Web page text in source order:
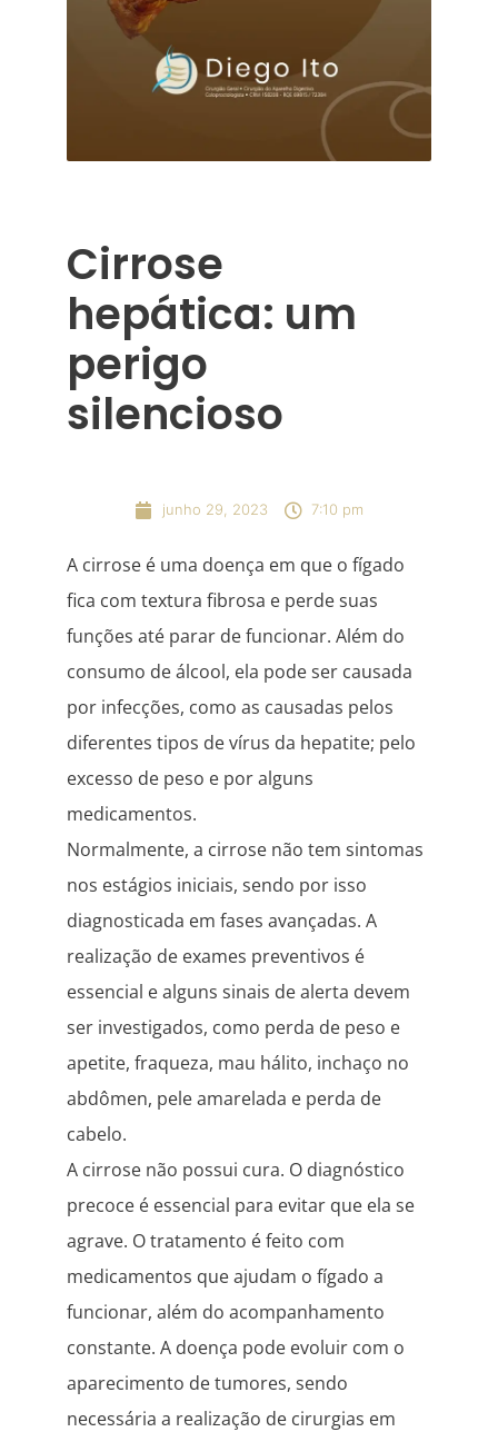
Cirrose
hepática: um
perigo
silencioso
junho 29, 2023 7:10 pm
A cirrose é uma doença em que o fígado
fica com textura fibrosa e perde suas
funções até parar de funcionar. Além do
consumo de álcool, ela pode ser causada
por infecções, como as causadas pelos
diferentes tipos de vírus da hepatite; pelo
excesso de peso e por alguns
medicamentos.
Normalmente, a cirrose não tem sintomas
nos estágios iniciais, sendo por isso
diagnosticada em fases avançadas. A
realização de exames preventivos é
essencial e alguns sinais de alerta devem
ser investigados, como perda de peso e
apetite, fraqueza, mau hálito, inchaço no
abdômen, pele amarelada e perda de
cabelo.
A cirrose não possui cura. O diagnóstico
precoce é essencial para evitar que ela se
agrave. O tratamento é feito com
medicamentos que ajudam o fígado a
funcionar, além do acompanhamento
constante. A doença pode evoluir com o
aparecimento de tumores, sendo
necessária a realização de cirurgias em